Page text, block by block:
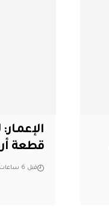
قطعة
قبل 6 ساعات